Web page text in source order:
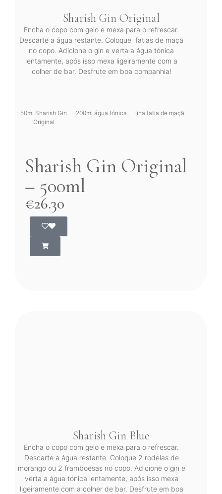
Sharish Gin Original
Encha o copo com gelo e mexa para o refrescar.
Descarte a água restante. Coloque fatias de maçã
no copo. Adicione o gin e verta a água tónica
lentamente, após isso mexa ligeiramente com a
colher de bar. Desfrute em boa companhia!
50ml Sharish Gin
Original
200ml água tónica Fina fatia de maçã
Sharish Gin Original
– 500ml
€26.30
Sharish Gin Blue
Encha o copo com gelo e mexa para o refrescar.
Descarte a água restante. Coloque 2 rodelas de
morango ou 2 framboesas no copo. Adicione o gin e
verta a água tónica lentamente, após isso mexa
ligeiramente com a colher de bar. Desfrute em boa